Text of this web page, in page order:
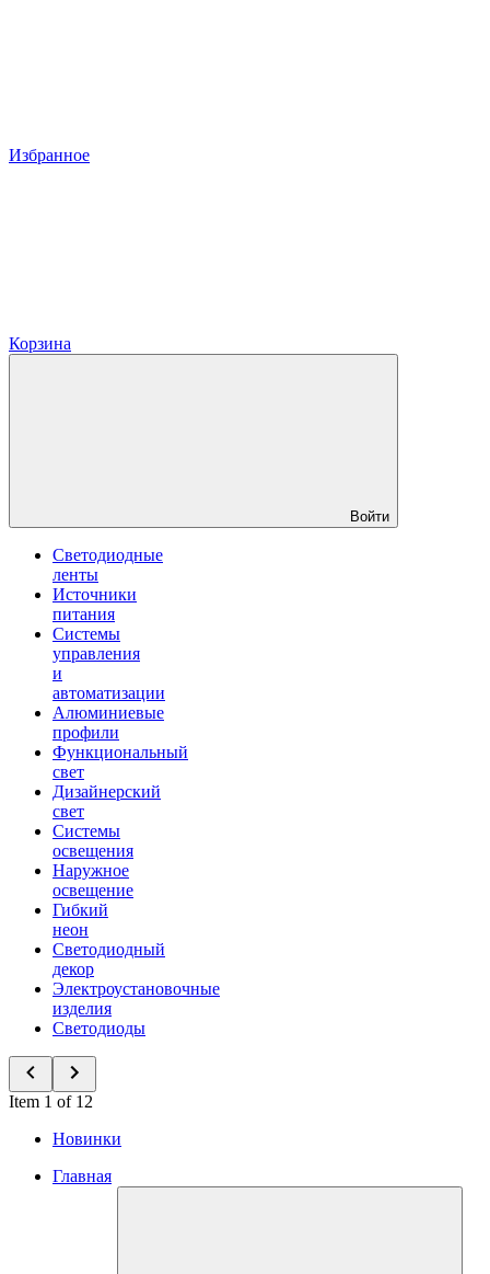
Избранное
Корзина
Войти
Светодиодные
ленты
Источники
питания
Системы
управления
и
автоматизации
Алюминиевые
профили
Функциональный
свет
Дизайнерский
свет
Системы
освещения
Наружное
освещение
Гибкий
неон
Светодиодный
декор
Электроустановочные
изделия
Светодиоды
Item 1 of 12
Новинки
Главная